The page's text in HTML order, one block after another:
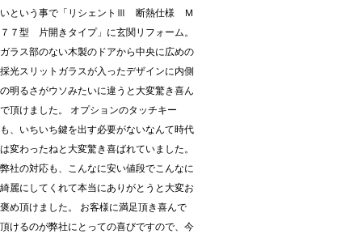
いという事で「リシェントⅢ 断熱仕様 Ｍ
７７型 片開きタイプ」に玄関リフォーム。
ガラス部のない木製のドアから中央に広めの
採光スリットガラスが入ったデザインに内側
の明るさがウソみたいに違うと大変驚き喜ん
で頂けました。 オプションのタッチキー
も、いちいち鍵を出す必要がないなんて時代
は変わったねと大変驚き喜ばれていました。
弊社の対応も、こんなに安い値段でこんなに
綺麗にしてくれて本当にありがとうと大変お
褒め頂けました。 お客様に満足頂き喜んで
頂けるのが弊社にとっての喜びですので、今